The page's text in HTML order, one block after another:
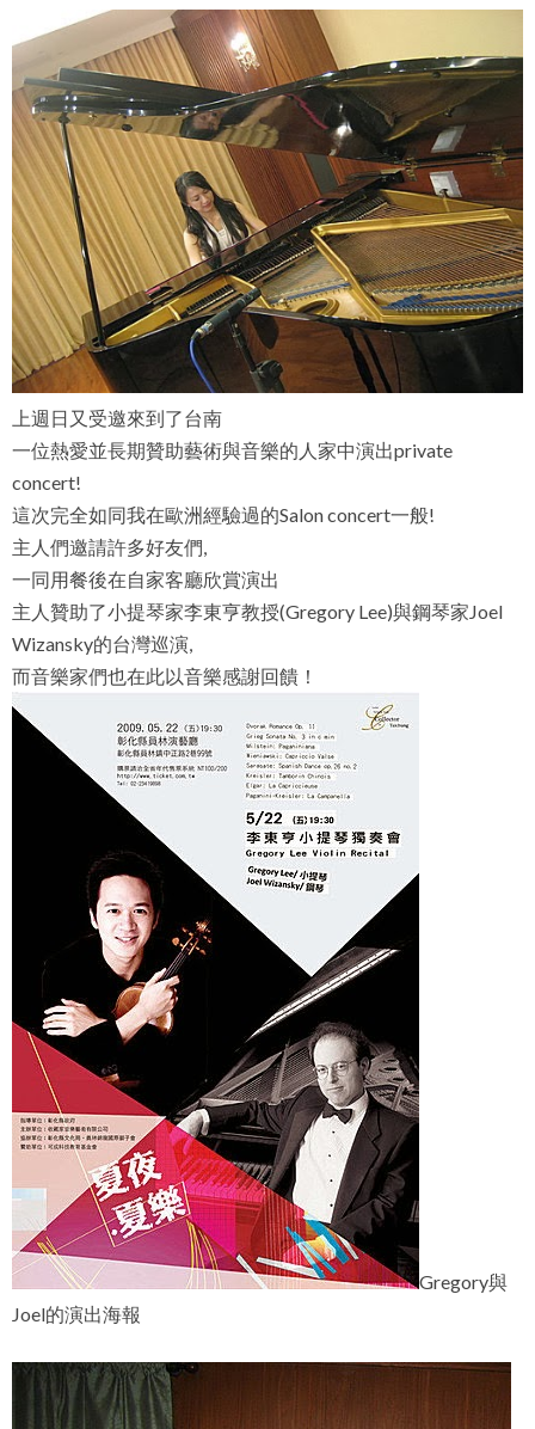
上週日又受邀來到了台南
一位熱愛並長期贊助藝術與音樂的人家中演出private
concert!
這次完全如同我在歐洲經驗過的Salon concert一般!
主人們邀請許多好友們,
一同用餐後在自家客廳欣賞演出
主人贊助了小提琴家李東亨教授(Gregory Lee)與鋼琴家Joel
Wizansky的台灣巡演,
而音樂家們也在此以音樂感謝回饋！
Gregory與
Joel的演出海報